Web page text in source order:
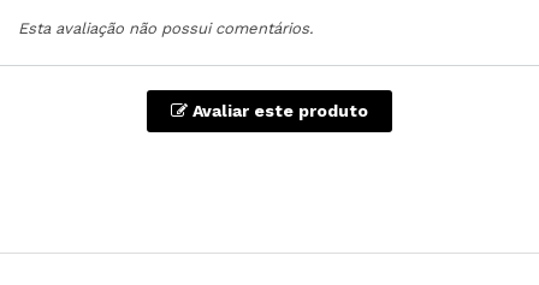
Esta avaliação não possui comentários.
Avaliar este produto